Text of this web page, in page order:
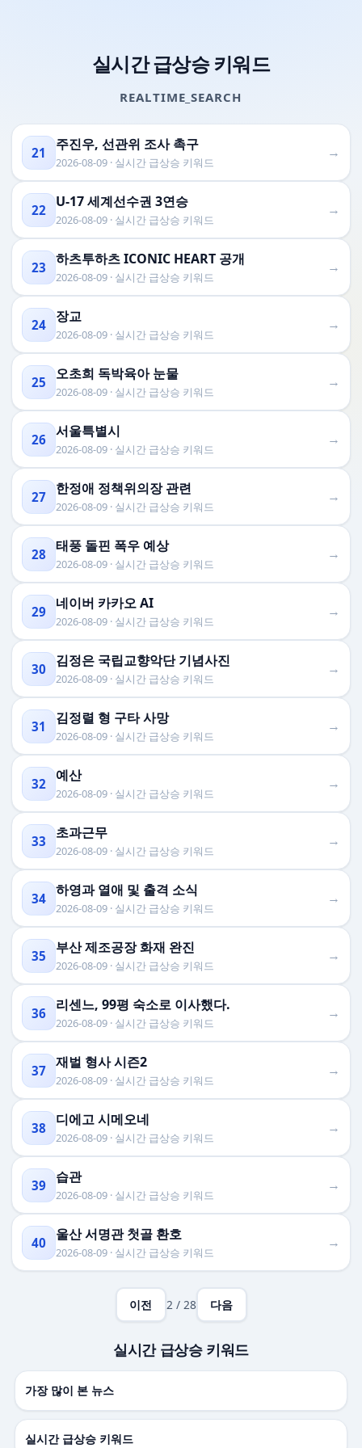
실시간 급상승 키워드
REALTIME_SEARCH
21 주진우, 선관위 조사 촉구
2026-08-09 · 실시간 급상승 키워드
→
22 U-17 세계선수권 3연승
2026-08-09 · 실시간 급상승 키워드
→
23 하츠투하츠 ICONIC HEART 공개
2026-08-09 · 실시간 급상승 키워드
→
24 장교
2026-08-09 · 실시간 급상승 키워드
→
25 오초희 독박육아 눈물
2026-08-09 · 실시간 급상승 키워드
→
26 서울특별시
2026-08-09 · 실시간 급상승 키워드
→
27 한정애 정책위의장 관련
2026-08-09 · 실시간 급상승 키워드
→
28 태풍 돌핀 폭우 예상
2026-08-09 · 실시간 급상승 키워드
→
29 네이버 카카오 AI
2026-08-09 · 실시간 급상승 키워드
→
30 김정은 국립교향악단 기념사진
2026-08-09 · 실시간 급상승 키워드
→
31 김정렬 형 구타 사망
2026-08-09 · 실시간 급상승 키워드
→
32 예산
2026-08-09 · 실시간 급상승 키워드
→
33 초과근무
2026-08-09 · 실시간 급상승 키워드
→
34 하영과 열애 및 출격 소식
2026-08-09 · 실시간 급상승 키워드
→
35 부산 제조공장 화재 완진
2026-08-09 · 실시간 급상승 키워드
→
36 리센느, 99평 숙소로 이사했다.
2026-08-09 · 실시간 급상승 키워드
→
37 재벌 형사 시즌2
2026-08-09 · 실시간 급상승 키워드
→
38 디에고 시메오네
2026-08-09 · 실시간 급상승 키워드
→
39 습관
2026-08-09 · 실시간 급상승 키워드
→
40 울산 서명관 첫골 환호
2026-08-09 · 실시간 급상승 키워드
→
이전 2 / 28 다음
실시간 급상승 키워드
가장 많이 본 뉴스
실시간 급상승 키워드